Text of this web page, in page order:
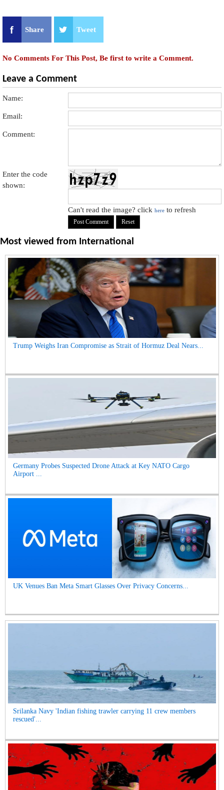
Share Tweet
No Comments For This Post, Be first to write a Comment.
Leave a Comment
Name:
Email:
Comment:
Enter the code
shown:
Can't read the image? clickhere to refresh
Most viewed from International
Trump Weighs Iran Compromise as Strait of Hormuz Deal Nears...
Germany Probes Suspected Drone Attack at Key NATO Cargo
Airport ...
UK Venues Ban Meta Smart Glasses Over Privacy Concerns...
Srilanka Navy 'Indian fishing trawler carrying 11 crew members
rescued'...